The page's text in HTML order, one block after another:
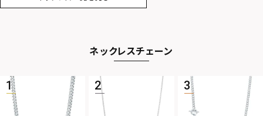
ネックレスチェーン